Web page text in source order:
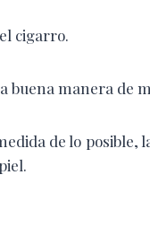
cigarro.
buena manera de
de lo posible,